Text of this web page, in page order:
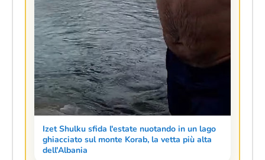
Izet Shulku sfida l'estate nuotando in un lago
ghiacciato sul monte Korab, la vetta più alta
dell'Albania